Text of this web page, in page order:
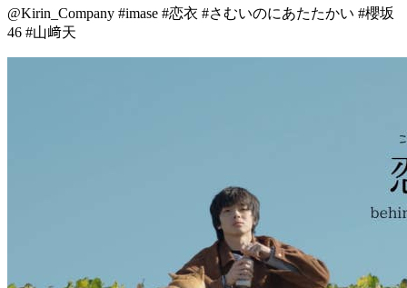
@Kirin_Company #imase #恋衣 #さむいのにあたたかい #櫻坂
46 #山﨑天